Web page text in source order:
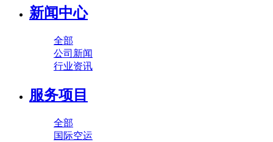
新闻中心
全部
公司新闻
行业资讯
服务项目
全部
国际空运